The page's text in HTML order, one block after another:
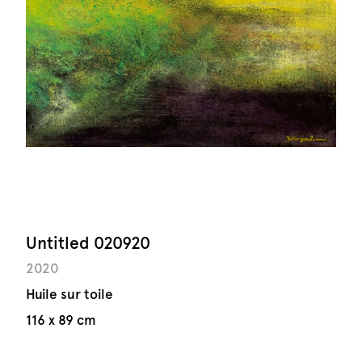
Untitled 020920
2020
Huile sur toile
116 x 89 cm